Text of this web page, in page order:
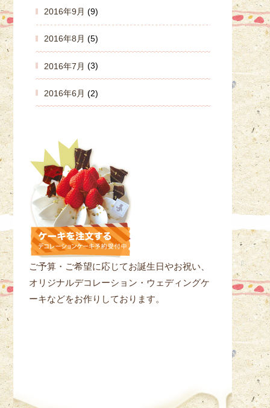
2016年9月 (9)
2016年8月 (5)
2016年7月 (3)
2016年6月 (2)
ご予算・ご希望に応じてお誕生日やお祝い、
オリジナルデコレーション・ウェディングケ
ーキなどをお作りしております。